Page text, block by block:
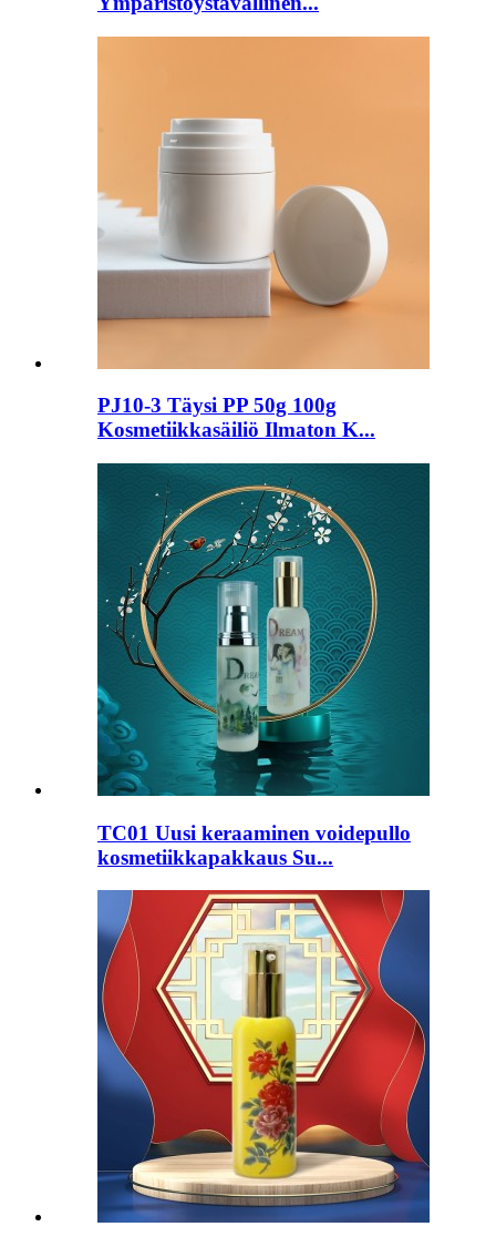
PJ10-3 Täysi PP 50g 100g
Kosmetiikkasäiliö Ilmaton K...
TC01 Uusi keraaminen voidepullo
kosmetiikkapakkaus Su...